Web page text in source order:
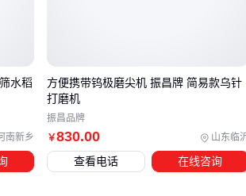
间保留足够通风空间，潮湿或多尘环境还
或防尘罩。
括：
校准就直接满载运行
南新乡
水稻
￥830.00 山东临
方便携带钨极磨尖机 振昌牌 简易款乌针
打磨机
振昌品牌
查看电话 在线咨询